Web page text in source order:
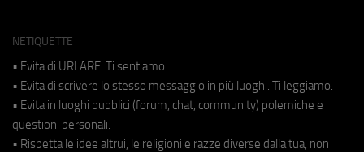
NETIQUETTE
• Evita di URLARE. Ti sentiamo.
• Evita di scrivere lo stesso messaggio in più luoghi. Ti leggiamo.
• Evita in luoghi pubblici (forum, chat, community) polemiche e
questioni personali.
• Rispetta le idee altrui, le religioni e razze diverse dalla tua, non